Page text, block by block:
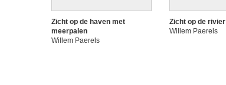
Zicht op de haven met
meerpalen
Willem Paerels
Zicht op de rivier
Willem Paerels